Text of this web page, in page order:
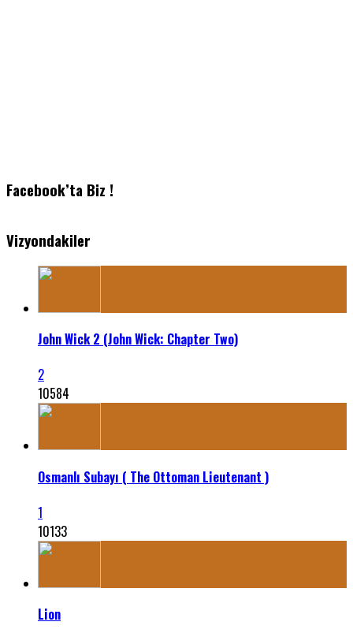
Facebook’ta Biz !
Vizyondakiler
John Wick 2 (John Wick: Chapter Two)
2
10584
Osmanlı Subayı ( The Ottoman Lieutenant )
1
10133
Lion